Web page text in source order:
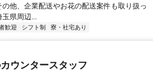
他、企業配送やお花の配送案件も取り扱っ
県周辺...
歓迎 シフト制 寮・社宅あり
ウンタースタッフ